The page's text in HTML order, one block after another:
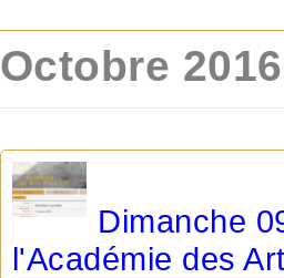
Octobre 2016
Dimanche
l'Académie des